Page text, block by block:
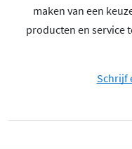
maken van een
producten en service
Schrijf